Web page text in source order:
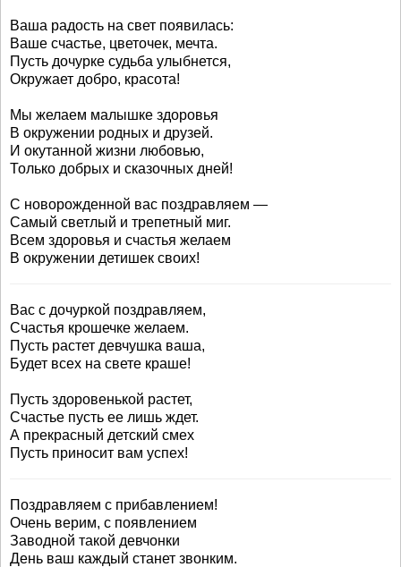
Ваша радость на свет появилась:
Ваше счастье, цветочек, мечта.
Пусть дочурке судьба улыбнется,
Окружает добро, красота!
Мы желаем малышке здоровья
В окружении родных и друзей.
И окутанной жизни любовью,
Только добрых и сказочных дней!
С новорожденной вас поздравляем —
Самый светлый и трепетный миг.
Всем здоровья и счастья желаем
В окружении детишек своих!
Вас с дочуркой поздравляем,
Счастья крошечке желаем.
Пусть растет девчушка ваша,
Будет всех на свете краше!
Пусть здоровенькой растет,
Счастье пусть ее лишь ждет.
А прекрасный детский смех
Пусть приносит вам успех!
Поздравляем с прибавлением!
Очень верим, с появлением
Заводной такой девчонки
День ваш каждый станет звонким.